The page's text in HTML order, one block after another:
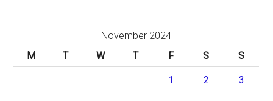
November 2024
M
T W T F S S
1 2 3